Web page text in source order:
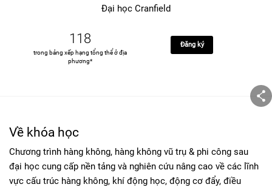
Đại học Cranfield
118
trong bảng xếp hạng tổng thể ở địa
phương*
Đăng ký
Về khóa học
Chương trình hàng không, hàng không vũ trụ & phi công sau
đại học cung cấp nền tảng và nghiên cứu nâng cao về các lĩnh
vực cấu trúc hàng không, khí động học, động cơ đẩy, điều